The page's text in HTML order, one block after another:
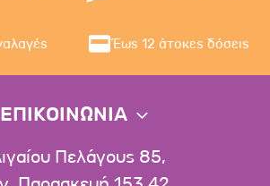
Έως 12 άτοκες δόσεις
ΕΠΙΚΟΙΝΩΝΙΑ
Πελάγους 85,